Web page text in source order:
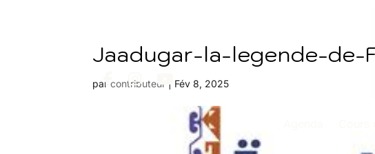
Jaadugar-la-legende-de-
parcontributeur | Fév 8, 2025